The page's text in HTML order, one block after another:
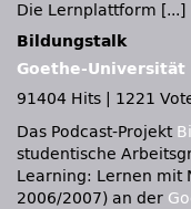
Die Lernplattform [...]
Bildungstalk
Goethe-
91404 Hits
1221
Das Podcast-Projekt
studentische
Learning: Lernen mit
2006/2007) an der